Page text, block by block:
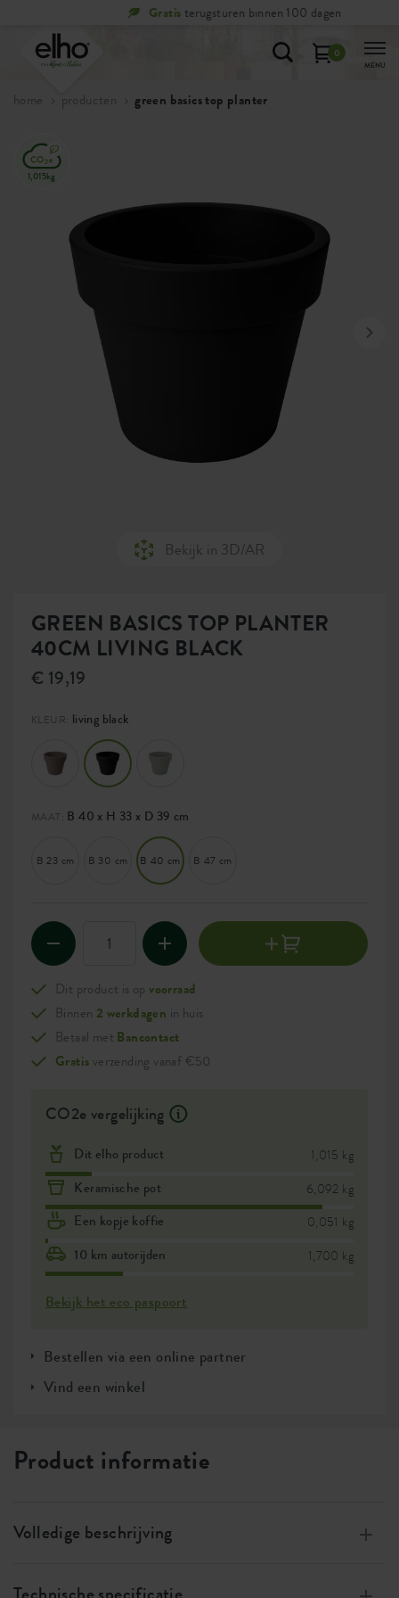
Gratis terugsturen binnen 100 dagen
0
MENU
home producten green basics top planter
GREEN BASICS TOP PLANTER
40CM LIVING BLACK
€ 19,19
KLEUR: living black
MAAT: B 40 x H 33 x D 39 cm
B 23 cm B 30 cm B 40 cm B 47 cm
Dit product is opvoorraad
Binnen 2 werkdagen in huis
Betaal met Bancontact
Gratis verzending vanaf €50
CO2e vergelijking
Dit elho product 1,015 kg
Keramische pot 6,092 kg
Een kopje koffie 0,051 kg
10 km autorijden 1,700 kg
Bekijk het eco paspoort
Bestellen via een online partner
Vind een winkel
1,015kg
Bekijk in 3D/AR
Product informatie
Volledige beschrijving
windenergie, 100% recyclebaar